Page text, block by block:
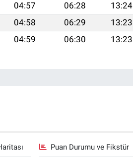
04:57 06:28 13:24
04:58 06:29 13:23
04:59 06:30 13:23
Puan Durumu ve Fikstür